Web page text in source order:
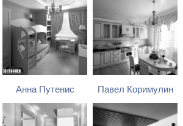
Анна Путенис Павел Коримулин